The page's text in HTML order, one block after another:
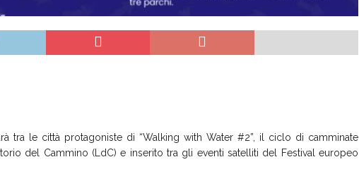
tra le città protagoniste di “Walking with Water #2”, il ciclo di camminate
del Cammino (LdC) e inserito tra gli eventi satelliti del Festival europeo